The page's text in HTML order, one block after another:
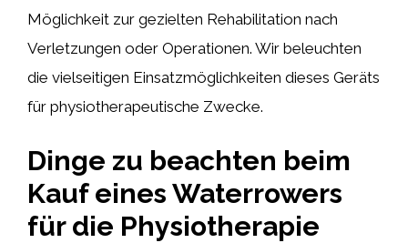
Möglichkeit zur gezielten Rehabilitation nach
Verletzungen oder Operationen. Wir beleuchten
die vielseitigen Einsatzmöglichkeiten dieses Geräts
für physiotherapeutische Zwecke.
Dinge zu beachten beim
Kauf eines Waterrowers
für die Physiotherapie